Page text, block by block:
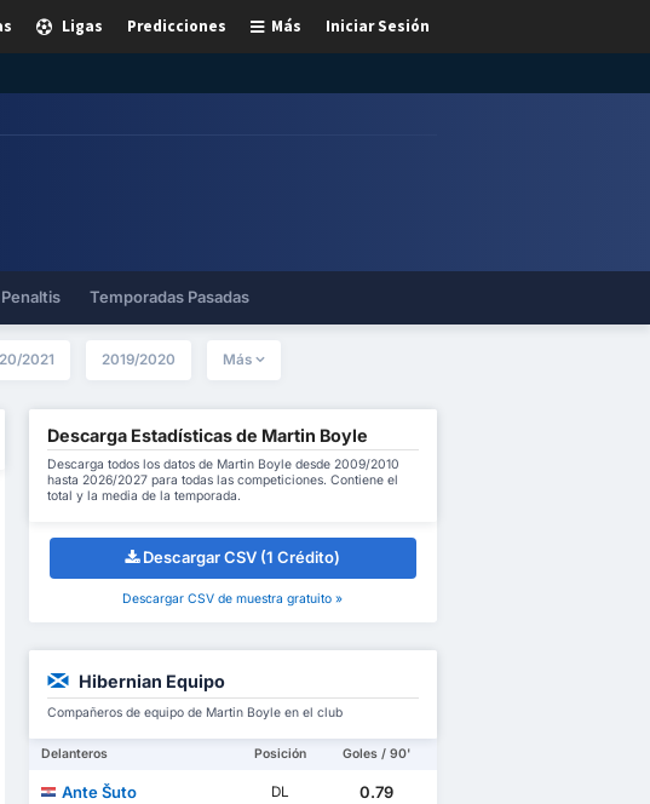
Iniciar Sesión
Más
Predicciones
Ligas
Penaltis Temporadas Pasadas
2021 2019/2020 Más
Descarga Estadísticas de Martin Boyle
Descarga todos los datos de Martin Boyle desde 2009/2010
hasta 2026/2027 para todas las competiciones. Contiene el
total y la media de la temporada.
Descargar CSV (1 Crédito)
Descargar CSV de muestra gratuito »
Hibernian Equipo
Compañeros de equipo de Martin Boyle en el club
Delanteros Posición Goles / 90'
Ante Šuto DL
0.79